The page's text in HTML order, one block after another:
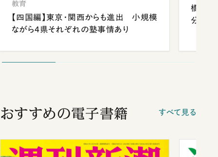
教育
【四国編】東京・関西からも進出 小規模
ながら4県それぞれの塾事情あり
橋本愛
分 佐
おすすめの電子書籍 すべて見る